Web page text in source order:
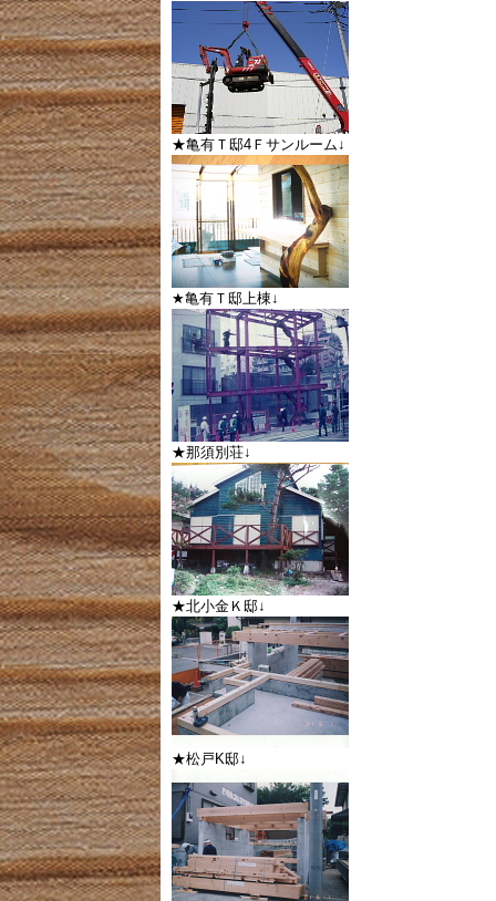
★亀有Ｔ邸4Ｆサンルーム↓
★亀有Ｔ邸上棟↓
★那須別荘↓
★北小金Ｋ邸↓
★松戸K邸↓